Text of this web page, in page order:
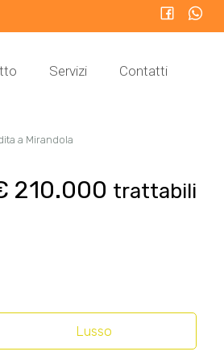
Servizi Contatti
a Mirandola
210.000 trattabili
Lusso